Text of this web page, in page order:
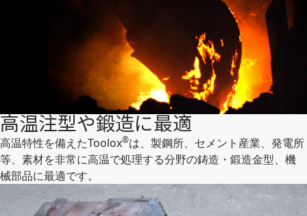
高温注型や鍛造に最適
高温特性を備えたToolox®は、製鋼所、セメント産業、発電所
等、素材を非常に高温で処理する分野の鋳造・鍛造金型、機
械部品に最適です。